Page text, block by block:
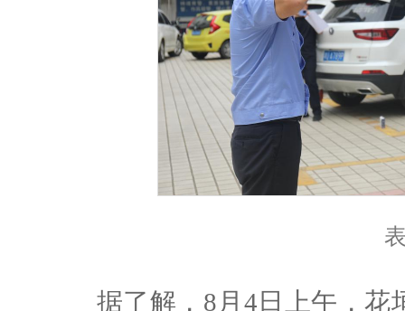
据了解，8月4日上午，花